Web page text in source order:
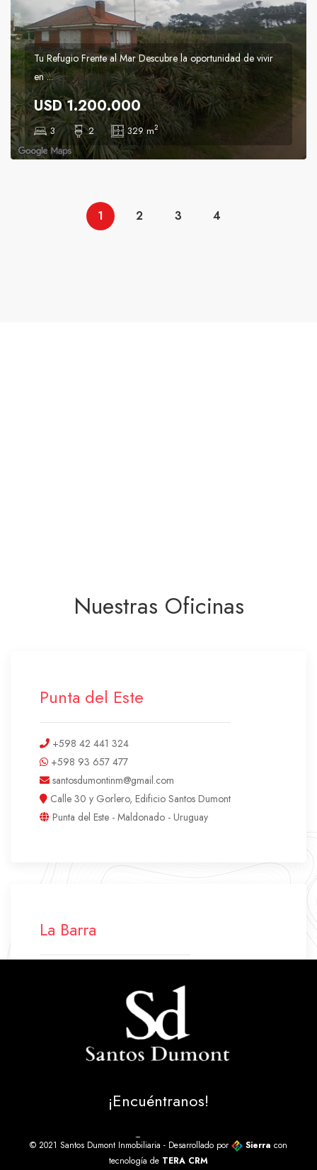
Tu Refugio Frente al Mar Descubre la oportunidad de vivir
en ...
USD 1.200.000
3 2 329 m2
1 2 3 4
Nuestras Oficinas
Punta del Este
+598 42 441 324
+598 93 657 477
santosdumontinm@gmail.com
Calle 30 y Gorlero, Edificio Santos Dumont
Punta del Este - Maldonado - Uruguay
La Barra
+598 94 640 045
labarra.santosdumont@gmail.com
Ruta 10 Parada 43
La Barra - Maldonado - Uruguay
¡Encuéntranos!
© 2021 Santos Dumont Inmobiliaria - Desarrollado por Sierra con
tecnología de TERA CRM